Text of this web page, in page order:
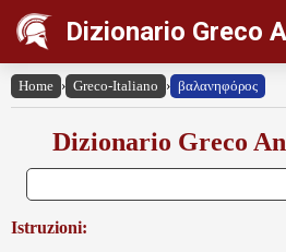
Dizionario Greco
Home › Greco-Italiano › βαλανηφόρος
Dizionario Greco
Istruzioni: